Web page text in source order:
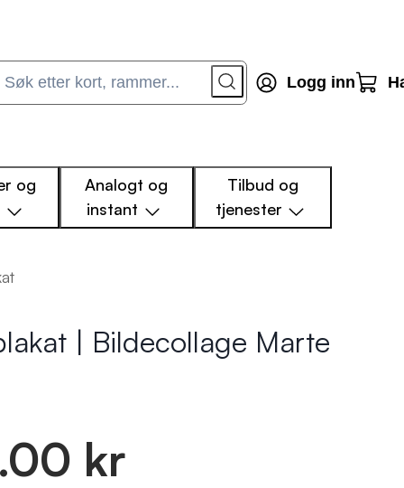
Logg inn
og
Analogt og
instant
Tilbud og
tjenester
| Bildecollage Marte
kr